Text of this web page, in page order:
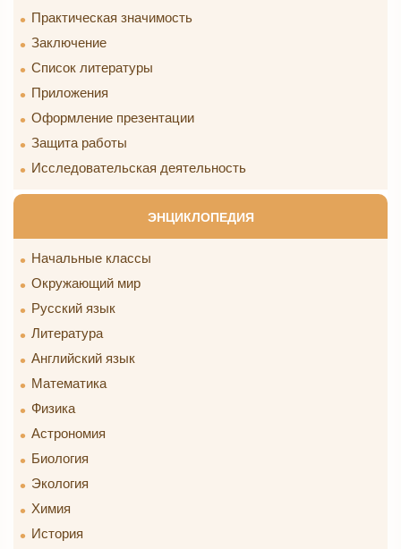
Практическая значимость
Заключение
Список литературы
Приложения
Оформление презентации
Защита работы
Исследовательская деятельность
ЭНЦИКЛОПЕДИЯ
Начальные классы
Окружающий мир
Русский язык
Литература
Английский язык
Математика
Физика
Астрономия
Биология
Экология
Химия
История